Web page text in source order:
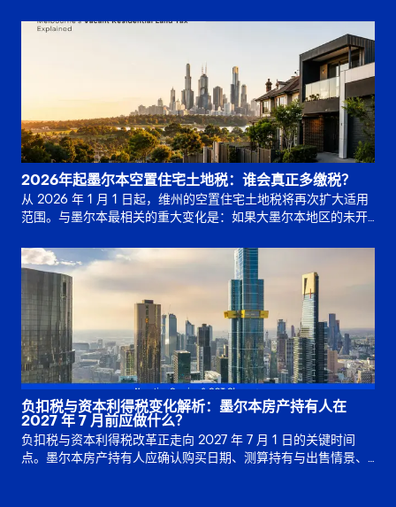
2026年起墨尔本空置住宅土地税：谁会真正多缴税？
从 2026 年 1 月 1 日起，维州的空置住宅土地税将再次扩大适用
范围。与墨尔本最相关的重大变化是：如果大墨尔本地区的未开
负扣税与资本利得税变化解析：墨尔本房产持有人在
2027 年 7 月前应做什么？
负扣税与资本利得税改革正走向 2027 年 7 月 1 日的关键时间
点。墨尔本房产持有人应确认购买日期、测算持有与出售情景、